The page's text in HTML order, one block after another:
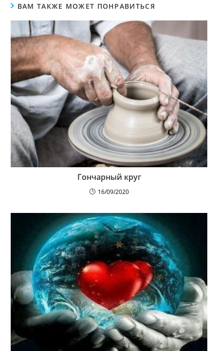
ВАМ ТАКЖЕ МОЖЕТ ПОНРАВИТЬСЯ
Гончарный круг
16/09/2020